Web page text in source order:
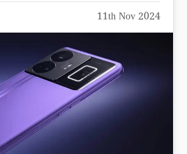
11th Nov 2024